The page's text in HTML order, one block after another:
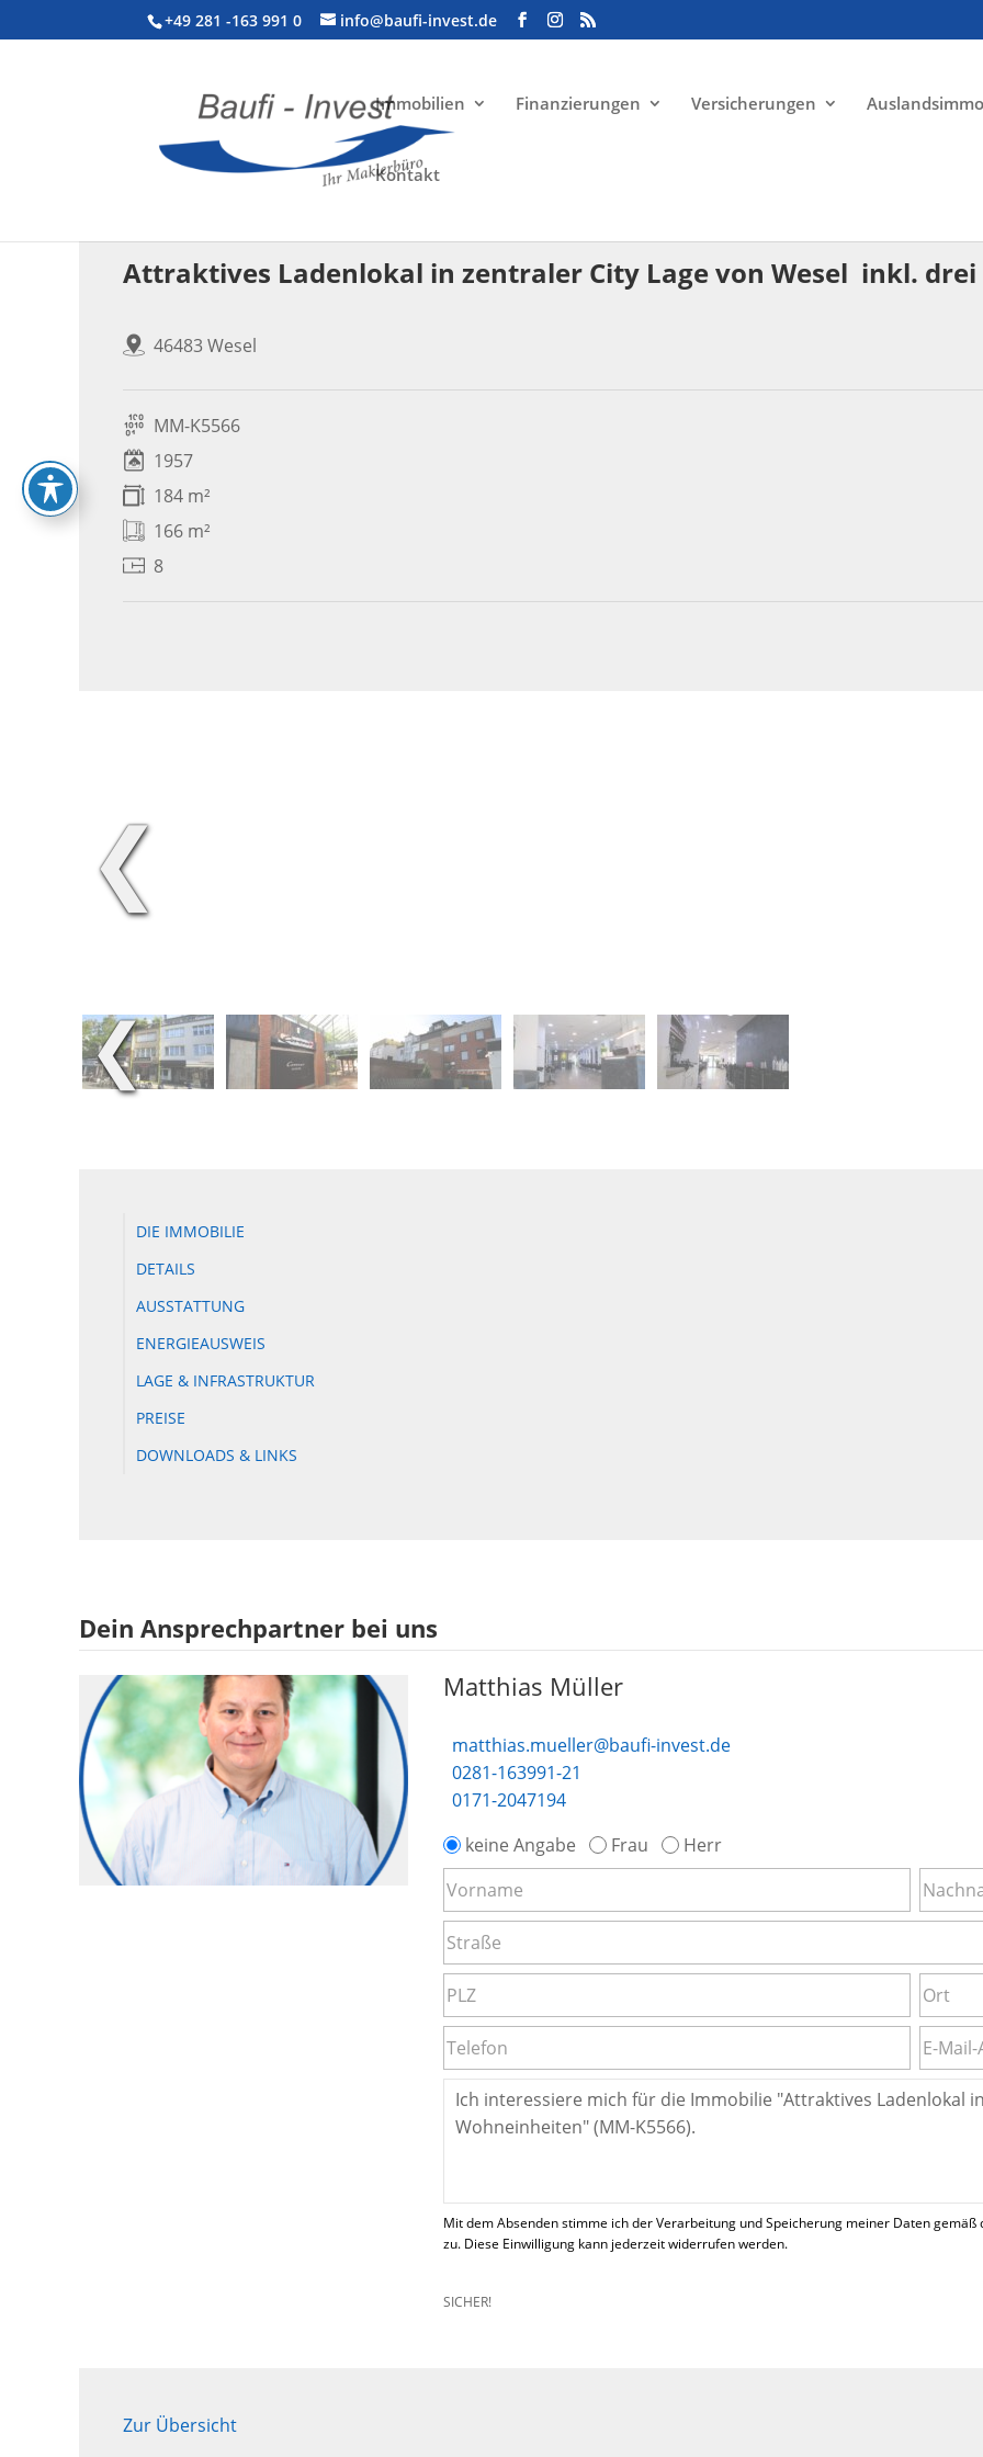
+49 281 -163 991 0 info@baufi-invest.de
Immobilien Finanzierungen Versicherungen
Kontakt
Attraktives Ladenlokal in zentraler City Lage von Wesel  inkl.
46483 Wesel
MM-K5566
1957
184 m²
166 m²
8
❮
❮
DIE IMMOBILIE
DETAILS
AUSSTATTUNG
ENERGIEAUSWEIS
LAGE & INFRASTRUKTUR
PREISE
DOWNLOADS & LINKS
Dein Ansprechpartner bei uns
Matthias Müller
matthias.mueller@baufi-invest.de
0281-163991-21
0171-2047194
keine Angabe
Frau Herr
Mit dem Absenden stimme ich der Verarbeitung und Speicherung meiner Daten
zu. Diese Einwilligung kann jederzeit widerrufen werden.
SICHER!
Zur Übersicht